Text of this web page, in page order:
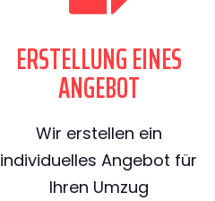
ERSTELLUNG EINES
ANGEBOT
Wir erstellen ein
individuelles Angebot für
Ihren Umzug